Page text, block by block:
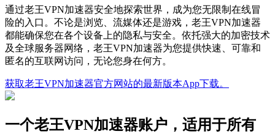
通过老王VPN加速器安全地探索世界，成为您无限制在线冒
险的入口。不论是浏览、流媒体还是游戏，老王VPN加速器
都能确保您在各个设备上的隐私与安全。依托强大的加密技术
及全球服务器网络，老王VPN加速器为您提供快速、可靠和
匿名的互联网访问，无论您身在何方。
获取老王VPN加速器官方网站的最新版本App下载。
一个老王VPN加速器账户，适用于所有